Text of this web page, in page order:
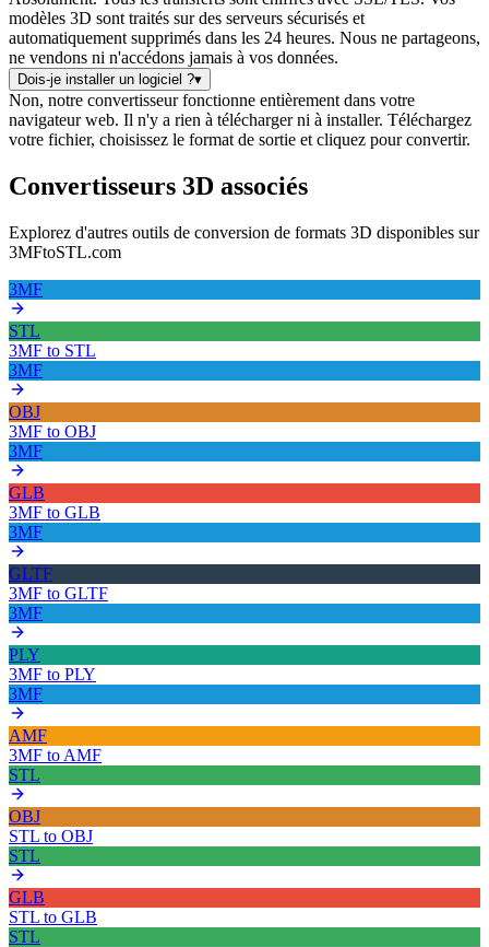
modèles 3D sont traités sur des serveurs sécurisés et
automatiquement supprimés dans les 24 heures. Nous ne partageons,
ne vendons ni n'accédons jamais à vos données.
Dois-je installer un logiciel ?▾
Non, notre convertisseur fonctionne entièrement dans votre
navigateur web. Il n'y a rien à télécharger ni à installer. Téléchargez
votre fichier, choisissez le format de sortie et cliquez pour convertir.
Convertisseurs 3D associés
Explorez d'autres outils de conversion de formats 3D disponibles sur
3MFtoSTL.com
3MF
STL
3MF to STL
3MF
OBJ
3MF to OBJ
3MF
GLB
3MF to GLB
3MF
GLTF
3MF to GLTF
3MF
PLY
3MF to PLY
3MF
AMF
3MF to AMF
STL
OBJ
STL to OBJ
STL
GLB
STL to GLB
STL